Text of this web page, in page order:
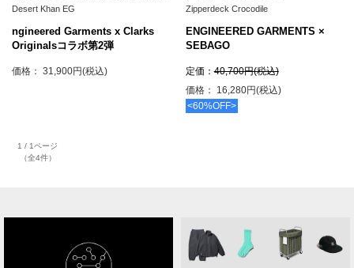
Desert Khan EG
ngineered Garments x Clarks
Originalsコラボ第2弾
価格： 31,900円(税込)
Zipperdeck Crocodile
ENGINEERED GARMENTS ×
SEBAGO
定価：40,700円(税込)
価格： 16,280円(税込)
<60%OFF>
1 / 1ページ
（全4件）